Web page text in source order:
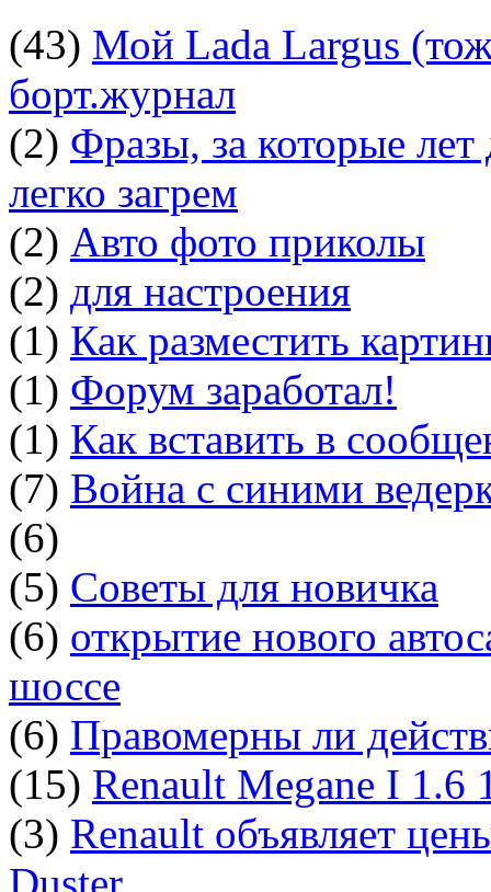
(43) Мой Lada Largus
борт.журнал
(2) Фразы, за которые
легко загрем
(2) Авто фото приколы
(2) для настроения
(1) Как разместить
(1) Форум заработал!
(1) Как вставить в
(7) Война с синими
(6)
(5) Советы для новичка
(6) открытие нового
шоссе
(6) Правомерны ли
(15) Renault Megane I 1.6
(3) Renault объявляет